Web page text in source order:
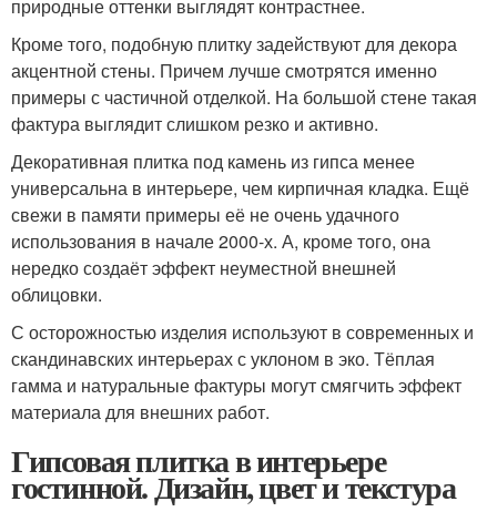
природные оттенки выглядят контрастнее.
Кроме того, подобную плитку задействуют для декора
акцентной стены. Причем лучше смотрятся именно
примеры с частичной отделкой. На большой стене такая
фактура выглядит слишком резко и активно.
Декоративная плитка под камень из гипса менее
универсальна в интерьере, чем кирпичная кладка. Ещё
свежи в памяти примеры её не очень удачного
использования в начале 2000-х. А, кроме того, она
нередко создаёт эффект неуместной внешней
облицовки.
С осторожностью изделия используют в современных и
скандинавских интерьерах с уклоном в эко. Тёплая
гамма и натуральные фактуры могут смягчить эффект
материала для внешних работ.
Гипсовая плитка в интерьере
гостинной. Дизайн, цвет и текстура